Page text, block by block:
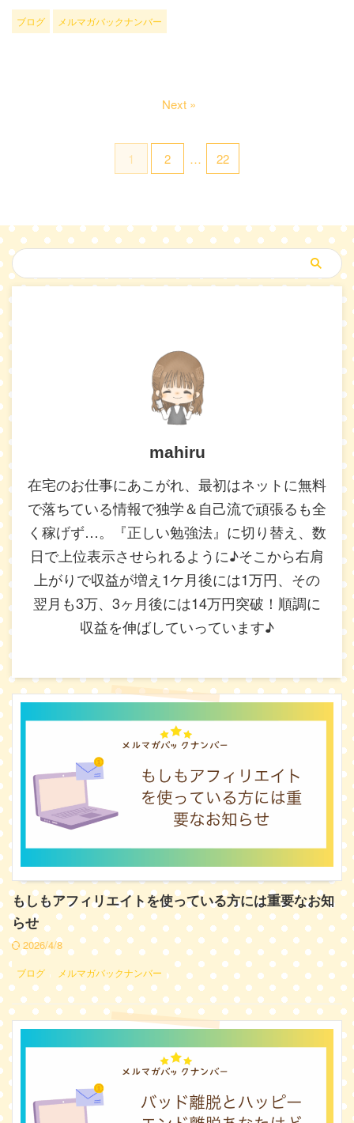
ブログ メルマガバックナンバー
1 2 … 22
Next »
mahiru
在宅のお仕事にあこがれ、最初はネットに無料
で落ちている情報で独学＆自己流で頑張るも全
く稼げず…。『正しい勉強法』に切り替え、数
日で上位表示させられるように♪そこから右肩
上がりで収益が増え1ケ月後には1万円、その
翌月も3万、3ヶ月後には14万円突破！順調に
収益を伸ばしていっています♪
もしもアフィリエイトを使っている方には重要なお知
らせ
2026/4/8
ブログ メルマガバックナンバー